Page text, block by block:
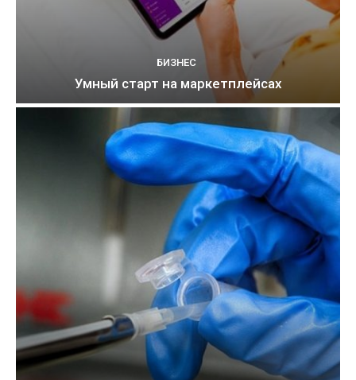
БИЗНЕС
Умный старт на маркетплейсах